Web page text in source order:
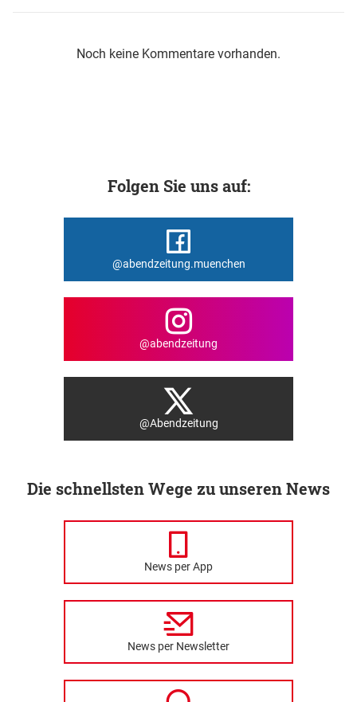
Noch keine Kommentare vorhanden.
Folgen Sie uns auf:
@abendzeitung.muenchen
@abendzeitung
@Abendzeitung
Die schnellsten Wege zu unseren News
News per App
News per Newsletter